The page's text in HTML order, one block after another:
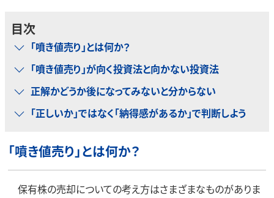
目次
「噴き値売り」とは何か？
「噴き値売り」が向く投資法と向かない投資法
正解かどうか後になってみないと分からない
「正しいか」ではなく「納得感があるか」で判断しよう
「噴き値売り」とは何か？
保有株の売却についての考え方はさまざまなものがありま